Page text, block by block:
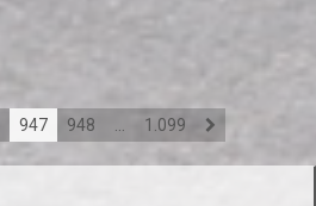
947 948 1.099